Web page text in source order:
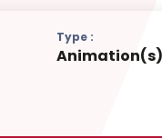
Type :
Animation(s)